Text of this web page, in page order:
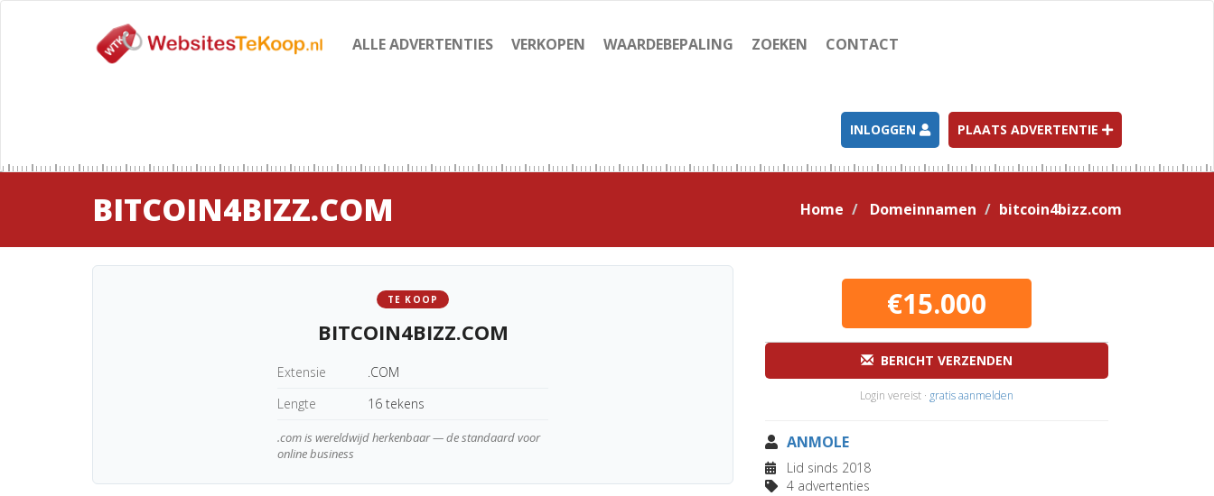
ALLE ADVERTENTIES VERKOPEN WAARDEBEPALING ZOEKEN CONTACT
INLOGGEN PLAATS ADVERTENTIE
BITCOIN4BIZZ.COM Home Domeinnamen bitcoin4bizz.com
TE KOOP
BITCOIN4BIZZ.COM
Extensie
.COM
Lengte
16 tekens
.com is wereldwijd herkenbaar — de standaard voor
online business
€15.000
BERICHT VERZENDEN
Login vereist · gratis aanmelden
ANMOLE
Lid sinds 2018
4 advertenties